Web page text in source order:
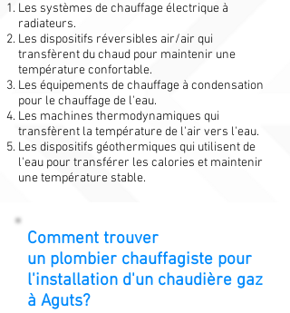
Les systèmes de chauffage électrique à
radiateurs.
Les dispositifs réversibles air/air qui
transfèrent du chaud pour maintenir une
température confortable.
Les équipements de chauffage à condensation
pour le chauffage de l'eau.
Les machines thermodynamiques qui
transfèrent la température de l'air vers l'eau.
Les dispositifs géothermiques qui utilisent de
l'eau pour transférer les calories et maintenir
une température stable.
Comment trouver
un plombier chauffagiste pour
l'installation d'un chaudière gaz
à Aguts?